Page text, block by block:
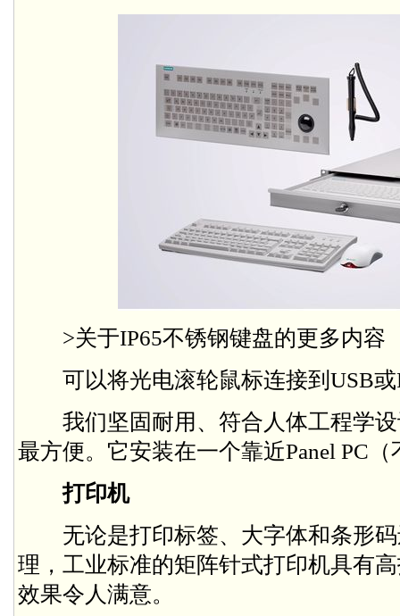
>关于IP65不锈钢键盘的更多内容
可以将光电滚轮鼠标连接到USB或
我们坚固耐用、符合人体工程学设
最方便。它安装在一个靠近Panel PC
打印机
无论是打印标签、大字体和条形码
理，工业标准的矩阵针式打印机具有
效果令人满意。